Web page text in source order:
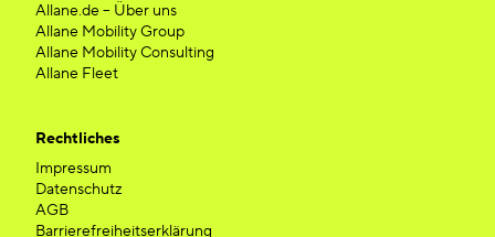
Allane.de – Über uns
Allane Mobility Group
Allane Mobility Consulting
Allane Fleet
Rechtliches
Impressum
Datenschutz
AGB
Barrierefreiheitserklärung